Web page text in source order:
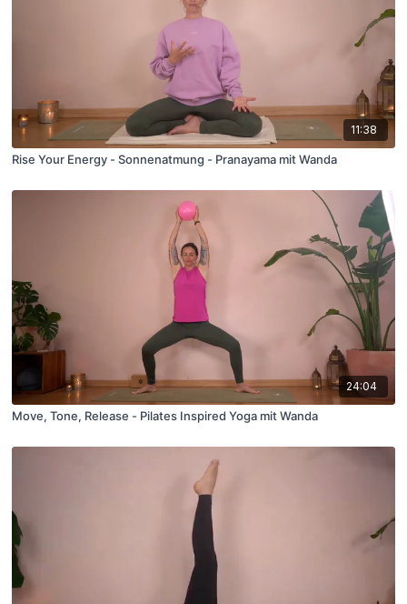
11:38
Rise Your Energy - Sonnenatmung - Pranayama mit Wanda
24:04
Move, Tone, Release - Pilates Inspired Yoga mit Wanda